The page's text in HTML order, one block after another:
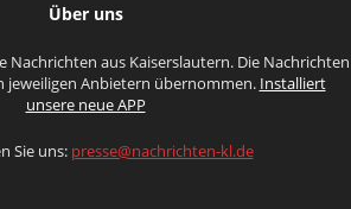
Über uns
aus Kaiserslautern. Die Nachrichten
jeweiligen Anbietern übernommen. Installiert
unsere neue APP
Sie uns: presse@nachrichten-kl.de